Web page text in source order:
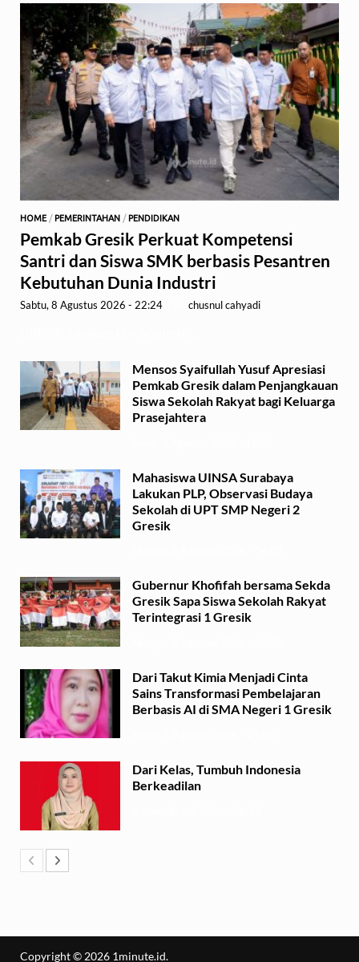
HOME /PEMERINTAHAN /PENDIDIKAN
Pemkab Gresik Perkuat Kompetensi
Santri dan Siswa SMK berbasis Pesantren
Kebutuhan Dunia Industri
Sabtu, 8 Agustus 2026 - 22:24 chusnul cahyadi
Mensos Syaifullah Yusuf Apresiasi
Pemkab Gresik dalam Penjangkauan
Siswa Sekolah Rakyat bagi Keluarga
Prasejahtera
Mahasiswa UINSA Surabaya
Lakukan PLP, Observasi Budaya
Sekolah di UPT SMP Negeri 2
Gresik
Gubernur Khofifah bersama Sekda
Gresik Sapa Siswa Sekolah Rakyat
Terintegrasi 1 Gresik
Dari Takut Kimia Menjadi Cinta
Sains Transformasi Pembelajaran
Berbasis AI di SMA Negeri 1 Gresik
Dari Kelas, Tumbuh Indonesia
Berkeadilan
Copyright © 2026 1minute.id.